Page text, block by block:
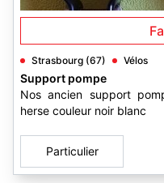
Strasbourg (67) Vélos
Support pompe
Nos ancien support
herse couleur noir blanc
Particulier